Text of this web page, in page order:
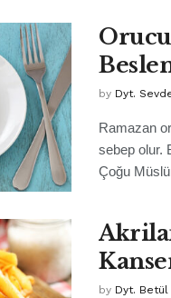
by Dyt. Sevde
Ramazan
sebep olur.
Çoğu
by Dyt. Betül